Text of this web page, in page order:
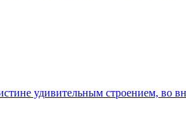
удивительным строением, во